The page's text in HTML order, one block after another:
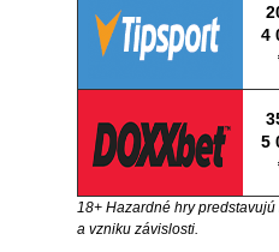
4
5
18+ Hazardné hry
a vzniku závislosti.